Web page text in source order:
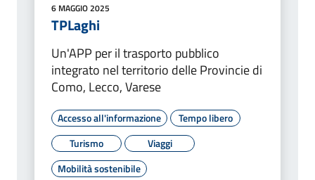
6 MAGGIO 2025
TPLaghi
Un'APP per il trasporto pubblico
integrato nel territorio delle Provincie di
Como, Lecco, Varese
Accesso all'informazione
Tempo libero
Turismo
Viaggi
Mobilità sostenibile